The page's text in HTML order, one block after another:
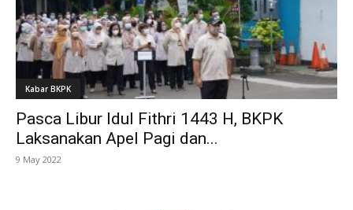
Kabar BKPK
Pasca Libur Idul Fithri 1443 H, BKPK
Laksanakan Apel Pagi dan...
9 May 2022